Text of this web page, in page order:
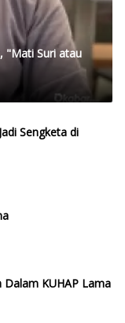
"Mati Suri atau
Sengketa di
Dalam KUHAP Lama